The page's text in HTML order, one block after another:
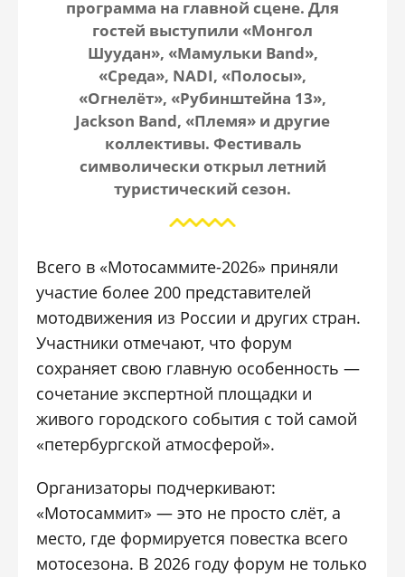
программа на главной сцене. Для
гостей выступили «Монгол
Шуудан», «Мамульки Band»,
«Среда», NADI, «Полосы»,
«Огнелёт», «Рубинштейна 13»,
Jackson Band, «Племя» и другие
коллективы. Фестиваль
символически открыл летний
туристический сезон.
Всего в «Мотосаммите-2026» приняли
участие более 200 представителей
мотодвижения из России и других стран.
Участники отмечают, что форум
сохраняет свою главную особенность —
сочетание экспертной площадки и
живого городского события с той самой
«петербургской атмосферой».
Организаторы подчеркивают:
«Мотосаммит» — это не просто слёт, а
место, где формируется повестка всего
мотосезона. В 2026 году форум не только